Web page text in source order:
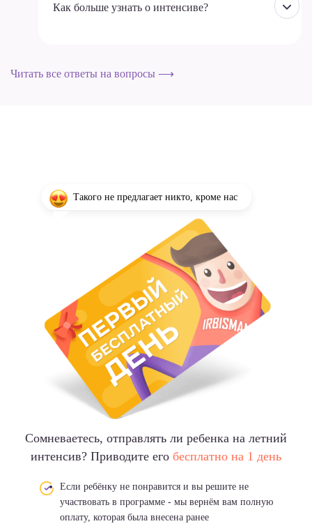
Как больше узнать о интенсиве?
Читать все ответы на вопросы ⟶
Сомневаетесь, отправлять ли ребенка на летний
интенсив? Приводите его бесплатно на 1 день
Если ребёнку не понравится и вы решите не
участвовать в программе - мы вернём вам полную
оплату, которая была внесена ранее
Такого не предлагает никто, кроме нас